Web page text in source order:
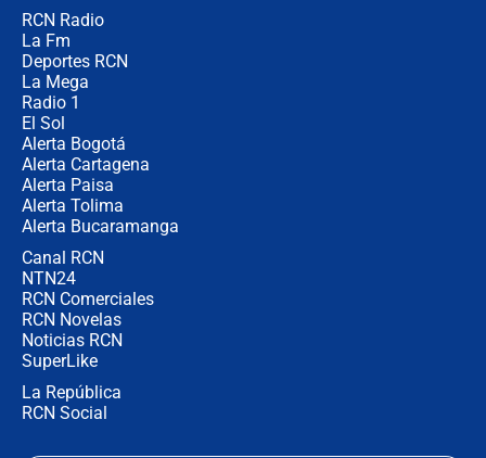
RCN Radio
La Fm
Deportes RCN
La Mega
Radio 1
El Sol
Alerta Bogotá
Alerta Cartagena
Alerta Paisa
Alerta Tolima
Alerta Bucaramanga
Canal RCN
NTN24
RCN Comerciales
RCN Novelas
Noticias RCN
SuperLike
La República
RCN Social